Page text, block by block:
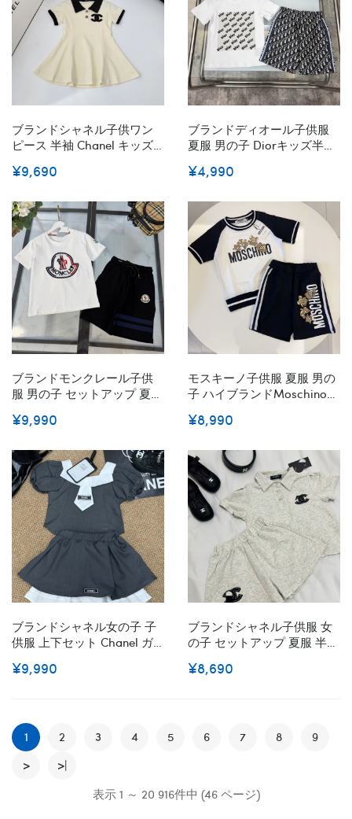
ブランドシャネル子供ワン
ピース 半袖 Chanel キッズ
ピース フォーマル カジュア
ガールズ ジュニア 80-
150cm
¥9,690
ブランドディオール子供服
夏服 男の子 Diorキッズ半袖
綿 ボーイズトップ+パンツ
段着 キッズ カジュアル 部屋
着 90-160cm
¥4,990
ブランドモンクレール子供
服 男の子 セットアップ 夏服
ハーフパンツ 半ズボン 上下
ージ 上下セット 男の子 刺繍
カジュアル 韓国 お洒落 男の
子 半袖スウェット セットア
ップ キッズ 出産祝い
¥9,990
モスキーノ子供服 夏服 男の
子 ハイブランドMoschinoキ
ンツ2点 綿 ボーイズトップ
段着 キッズ カジュアル 部屋
着 90-140cm
¥8,990
ブランドシャネル女の子 子
供服 上下セット Chanel ガ
トップス レイヤード風スカ
風セットアップ 90-140cm
¥9,990
ブランドシャネル子供服 女
の子 セットアップ 夏服 半袖
ハーフパンツ 上下セット 子
子 半袖 Tシャツ セットアッ
¥8,690
1 2 3 4 5 6 7 8
9
>
>|
表示 1 ～ 20 916件中 (46 ページ)